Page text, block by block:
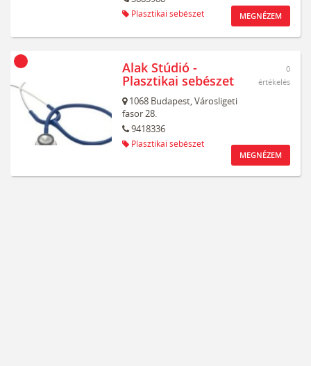
Plasztikai sebészet MEGNÉZEM
Alak Stúdió -
Plasztikai sebészet
1068 Budapest,Városligeti
fasor 28.
9418336
Plasztikai sebészet
0
értékelés
MEGNÉZEM